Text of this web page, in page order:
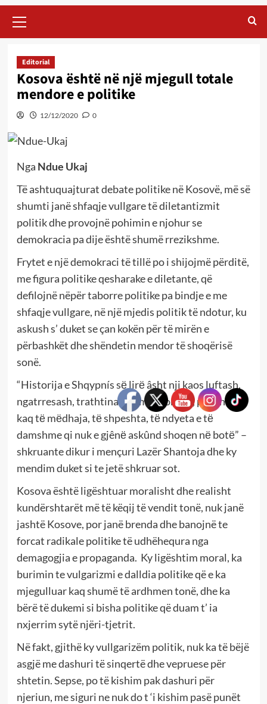
Menu
Editorial
Kosova është në një mjegull totale
mendore e politike
12/12/2020 0
Nga Ndue Ukaj
Të ashtuquajturat debate politike në Kosovë, më së
shumti janë shfaqje vullgare të diletantizmit
politik dhe provojnë pohimin e njohur se
demokracia pa dije është shumë rrezikshme.
Frytet e një demokraci të tillë po i shijojmë përditë,
me figura politike qesharake e diletante, që
defilojnë nëpër taborre politike pa bindje e me
shfaqje vullgare, në një mjedis politik të ndotur, ku
askush s’ duket se çan kokën për të mirën e
përbashkët dhe shëndetin mendor të shoqërisë
sonë.
“Historija e Shqypnís sё lirё âsht nji kaos luftash,
ngatrresash, trathtinash, ambicjonesh, partinash
kaq tё mёdhaja, tё shpeshta, tё ndyeta e tё
damshme qi nuk e gjênё askûnd shoqen nё botё” –
shkruante dikur i mençuri Lazër Shantoja dhe ky
mendim duket si te jetë shkruar sot.
Kosova është ligështuar moralisht dhe realisht
kundërshtarët më të këqij të vendit tonë, nuk janë
jashtë Kosove, por janë brenda dhe banojnë te
forcat radikale politike të udhëhequra nga
demagogjia e propaganda. Ky ligështim moral, ka
burimin te vulgarizmi e dalldia politike që e ka
mjegulluar kaq shumë të ardhmen tonë, dhe ka
bërë të dukemi si bisha politike që duam t’ ia
nxjerrim sytë njëri-tjetrit.
Në fakt, gjithë ky vullgarizëm politik, nuk ka të bëjë
asgjë me dashuri të sinqertë dhe vepruese për
shtetin. Sepse, po të kishim pak dashuri për
njeriun, me siguri ne nuk do t ‘i kishim pasë punët